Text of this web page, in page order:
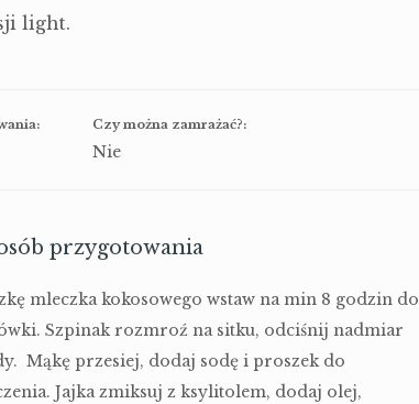
light.
Czy można zamrażać?:
Nie
przygotowania
mleczka kokosowego wstaw na min 8 godzin do
Szpinak rozmroź na sitku, odciśnij nadmiar
Mąkę przesiej, dodaj sodę i proszek do
Jajka zmiksuj z ksylitolem, dodaj olej,